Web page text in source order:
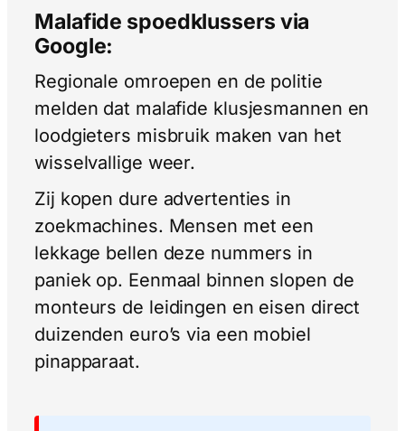
Malafide spoedklussers via
Google:
Regionale omroepen en de politie
melden dat malafide klusjesmannen en
loodgieters misbruik maken van het
wisselvallige weer.
Zij kopen dure advertenties in
zoekmachines. Mensen met een
lekkage bellen deze nummers in
paniek op. Eenmaal binnen slopen de
monteurs de leidingen en eisen direct
duizenden euro’s via een mobiel
pinapparaat.